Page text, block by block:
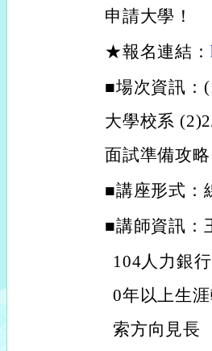
申請大學！
★報名連結：
■場次資訊：
大學校系
面試準備攻略
■講座形式：
■講師資訊：
104人力銀
0年以上生
索方向見長